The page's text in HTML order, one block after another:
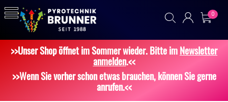
0
>>Unser Shop öffnet im Sommer wieder. Bitte imNewsletter
anmelden.<<
>>Wenn Sie vorher schon etwas brauchen, können Sie gerne
anrufen.<<